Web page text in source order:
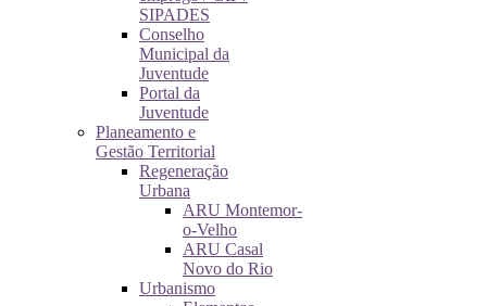
SIPADES
Conselho
Municipal da
Juventude
Portal da
Juventude
Planeamento e
Gestão Territorial
Regeneração
Urbana
ARU Montemor-
o-Velho
ARU Casal
Novo do Rio
Urbanismo